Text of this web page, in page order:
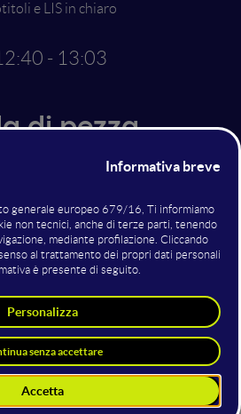
e LIS in chiaro
- 13:03
di pezza
al suo diario virtuale conosce
fatto su misura per lei.
"La bambola di pezza" è
di un progetto transmediale
alla 79^ edizione della Mostra
Cinematografica di Venezia.